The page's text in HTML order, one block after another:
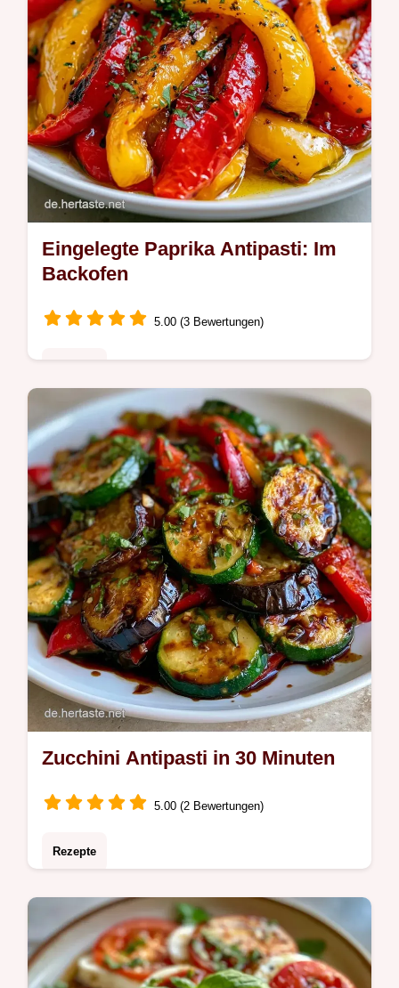
Eingelegte Paprika Antipasti: Im
Backofen
5.00 (3 Bewertungen)
Rauchig-süß schmeckt dieses Eingelegte
Paprika Antipasti Rezept. Eine Tabelle zeigt
jede Zutat und ihren Ersatz. Ideal für ein
mediterranes Buffet.
Zucchini Antipasti in 30 Minuten
5.00 (2 Bewertungen)
Rezepte
Dieses Rezept gelingt garantiert, inklusive
einer detaillierten Anleitung im Schritt für
Schritt zum Ziel.